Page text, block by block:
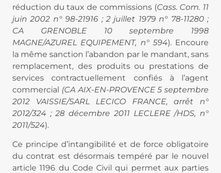
réduction du taux de commissions (Cass. Com. 11
juin 2002 n° 98-21916 ; 2 juillet 1979 n° 78-11280 ;
CA GRENOBLE 10 septembre 1998
MAGNE/AZUREL EQUIPEMENT, n° 594). Encoure
la même sanction l’abandon par le mandant, sans
remplacement, des produits ou prestations de
services contractuellement confiés à l’agent
commercial (CA AIX-EN-PROVENCE 5 septembre
2012 VAISSIE/SARL LECICO FRANCE, arrêt n°
2012/324 ; 28 décembre 2011 LECLERE /HDS, n°
2011/524).
Ce principe d’intangibilité et de force obligatoire
du contrat est désormais tempéré par le nouvel
article 1196 du Code Civil qui permet aux parties